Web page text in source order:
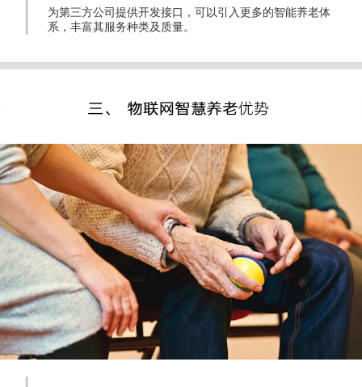
为第三方公司提供开发接口，可以引入更多的智能养老体
系，丰富其服务种类及质量。